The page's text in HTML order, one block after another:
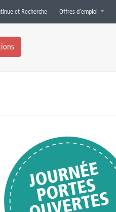
et Recherche Offres d’emploi